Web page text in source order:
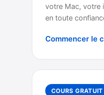
votre Mac, votre
en toute
Commencer le
COURS GRATUIT